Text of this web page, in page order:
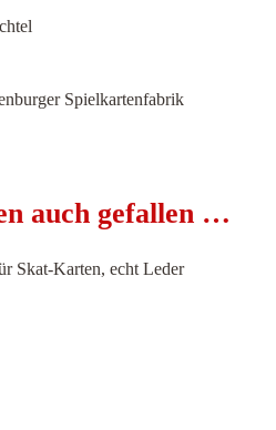
Spielkartenfabrik
auch gefallen …